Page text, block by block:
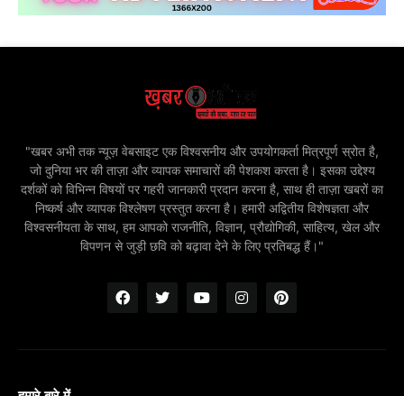
"खबर अभी तक न्यूज़ वेबसाइट एक विश्वसनीय और उपयोगकर्ता मित्रपूर्ण स्रोत है,
जो दुनिया भर की ताज़ा और व्यापक समाचारों की पेशकश करता है। इसका उद्देश्य
दर्शकों को विभिन्न विषयों पर गहरी जानकारी प्रदान करना है, साथ ही ताज़ा खबरों का
निष्कर्ष और व्यापक विश्लेषण प्रस्तुत करना है। हमारी अद्वितीय विशेषज्ञता और
विश्वसनीयता के साथ, हम आपको राजनीति, विज्ञान, प्रौद्योगिकी, साहित्य, खेल और
विपणन से जुड़ी छवि को बढ़ावा देने के लिए प्रतिबद्ध हैं।"